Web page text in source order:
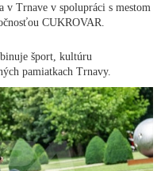
Trnave v spolupráci s mestom
CUKROVAR.
šport, kultúru
pamiatkach Trnavy.